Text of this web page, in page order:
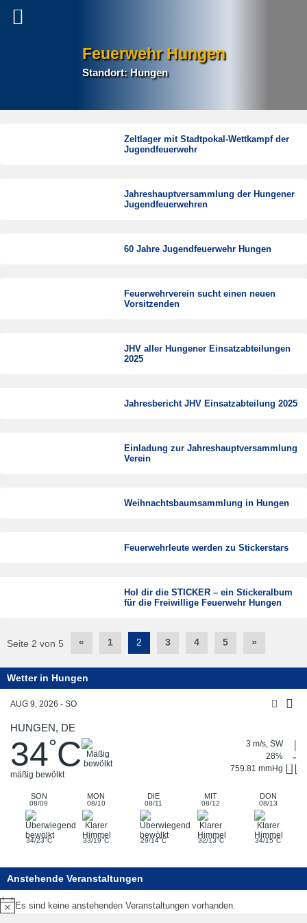
Feuerwehr Hungen
Standort: Hungen
Zeltlager mit Stadtpokal-Wettkampf der
Jugendfeuerwehr
Jahreshauptversammlung der Hungener
Jugendfeuerwehren
60 Jahre Jugendfeuerwehr Hungen
Feuerwehrverein sucht einen neuen
Vorsitzenden
JHV aller Hungener Einsatzabteilungen
2025
Jahresbericht JHV Einsatzabteilung 2025
Einladung zur Jahreshauptversammlung
Verein
Weihnachtsbaumsammlung in Hungen
Feuerwehrleute werden zu Stickerstars
Hol dir die STICKER – ein Stickeralbum
für die Freiwillige Feuerwehr Hungen
Post
Seite 2 von 5 « 1 2 3 4 5 »
Wetter in Hungen
AUG 9, 2026 - SO
HUNGEN, DE
34°C
mäßig bewölkt
3 m/s, SW
28%
759.81 mmHg
SON
08/09
MON
08/10
DIE
08/11
MIT
08/12
DON
08/13
34/23°C 33/19°C 29/14°C 32/13°C 34/15°C
Anstehende Veranstaltungen
Hinweis
Es sind keine anstehenden Veranstaltungen vorhanden.